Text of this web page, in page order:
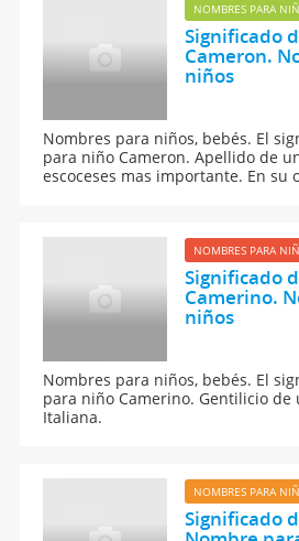
NOMBRES PARA
Significado
Cameron.
niños
Nombres para niños, bebés. El
para niño Cameron. Apellido de
escoceses mas importante. En su
NOMBRES PARA
Significado
Camerino.
niños
Nombres para niños, bebés. El
para niño Camerino. Gentilicio
Italiana.
NOMBRES PARA
Significado